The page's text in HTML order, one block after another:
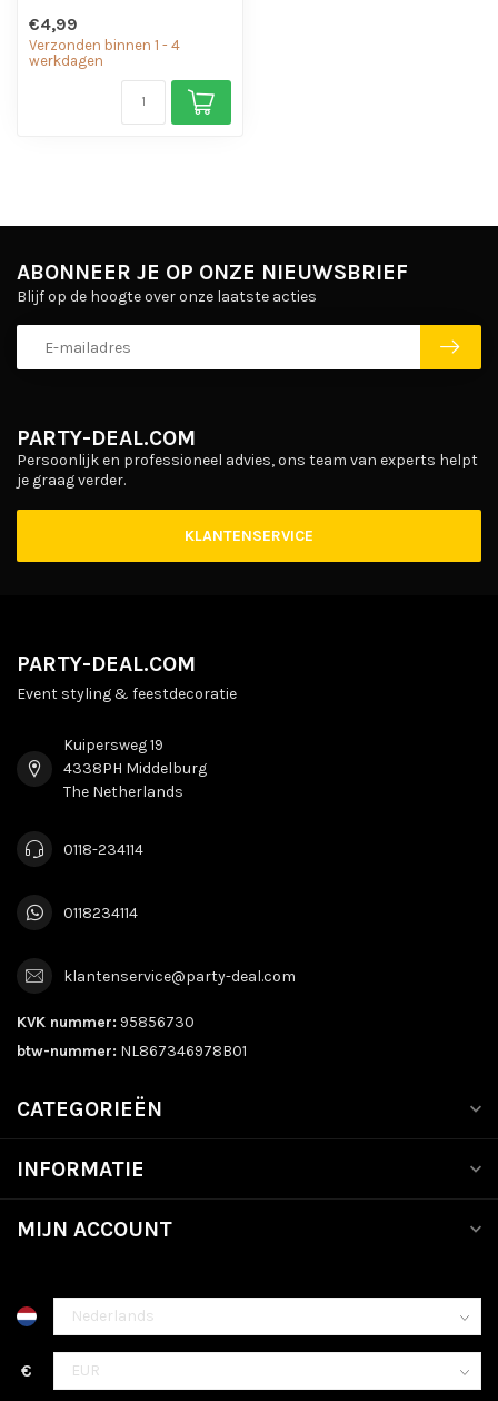
lucht
- Met oogjes om ...
€4,99
Verzonden binnen 1 - 4
werkdagen
PARTY-DEAL.COM
Persoonlijk en professioneel advies, ons team van experts helpt
je graag verder.
KLANTENSERVICE
ABONNEER JE OP ONZE NIEUWSBRIEF
Blijf op de hoogte over onze laatste acties
PARTY-DEAL.COM
Event styling & feestdecoratie
Kuipersweg 19
4338PH Middelburg
The Netherlands
0118-234114
0118234114
klantenservice@party-deal.com
KVK nummer: 95856730
btw-nummer: NL867346978B01
CATEGORIEËN
INFORMATIE
MIJN ACCOUNT
€